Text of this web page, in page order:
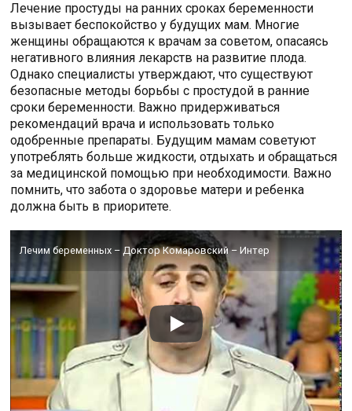
Лечение простуды на ранних сроках беременности
вызывает беспокойство у будущих мам. Многие
женщины обращаются к врачам за советом, опасаясь
негативного влияния лекарств на развитие плода.
Однако специалисты утверждают, что существуют
безопасные методы борьбы с простудой в ранние
сроки беременности. Важно придерживаться
рекомендаций врача и использовать только
одобренные препараты. Будущим мамам советуют
употреблять больше жидкости, отдыхать и обращаться
за медицинской помощью при необходимости. Важно
помнить, что забота о здоровье матери и ребенка
должна быть в приоритете.
Лечим беременных – Доктор Комаровский – Интер